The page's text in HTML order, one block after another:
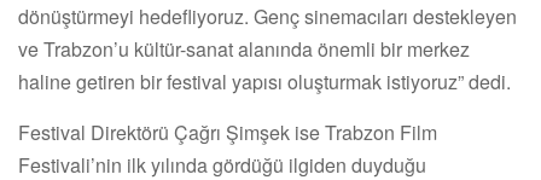
dönüştürmeyi hedefliyoruz. Genç sinemacıları destekleyen
ve Trabzon’u kültür-sanat alanında önemli bir merkez
haline getiren bir festival yapısı oluşturmak istiyoruz” dedi.
Festival Direktörü Çağrı Şimşek ise Trabzon Film
Festivali’nin ilk yılında gördüğü ilgiden duyduğu